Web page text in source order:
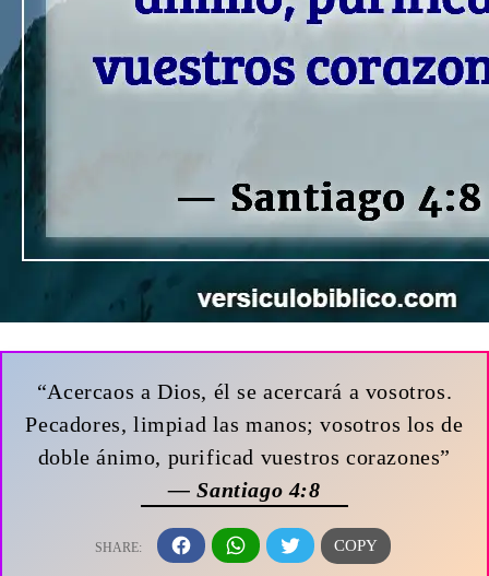
“Acercaos a Dios, él se acercará a vosotros.
Pecadores, limpiad las manos; vosotros los de
doble ánimo, purificad vuestros corazones”
— Santiago 4:8